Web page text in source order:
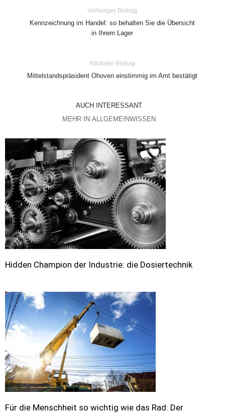
Vorheriger Beitrag
Kennzeichnung im Handel: so behalten Sie die Übersicht
in Ihrem Lager
Nächster Beitrag
Mittelstandspräsident Ohoven einstimmig im Amt bestätigt
AUCH INTERESSANT
MEHR IN ALLGEMEINWISSEN
Hidden Champion der Industrie: die Dosiertechnik
Für die Menschheit so wichtig wie das Rad: Der